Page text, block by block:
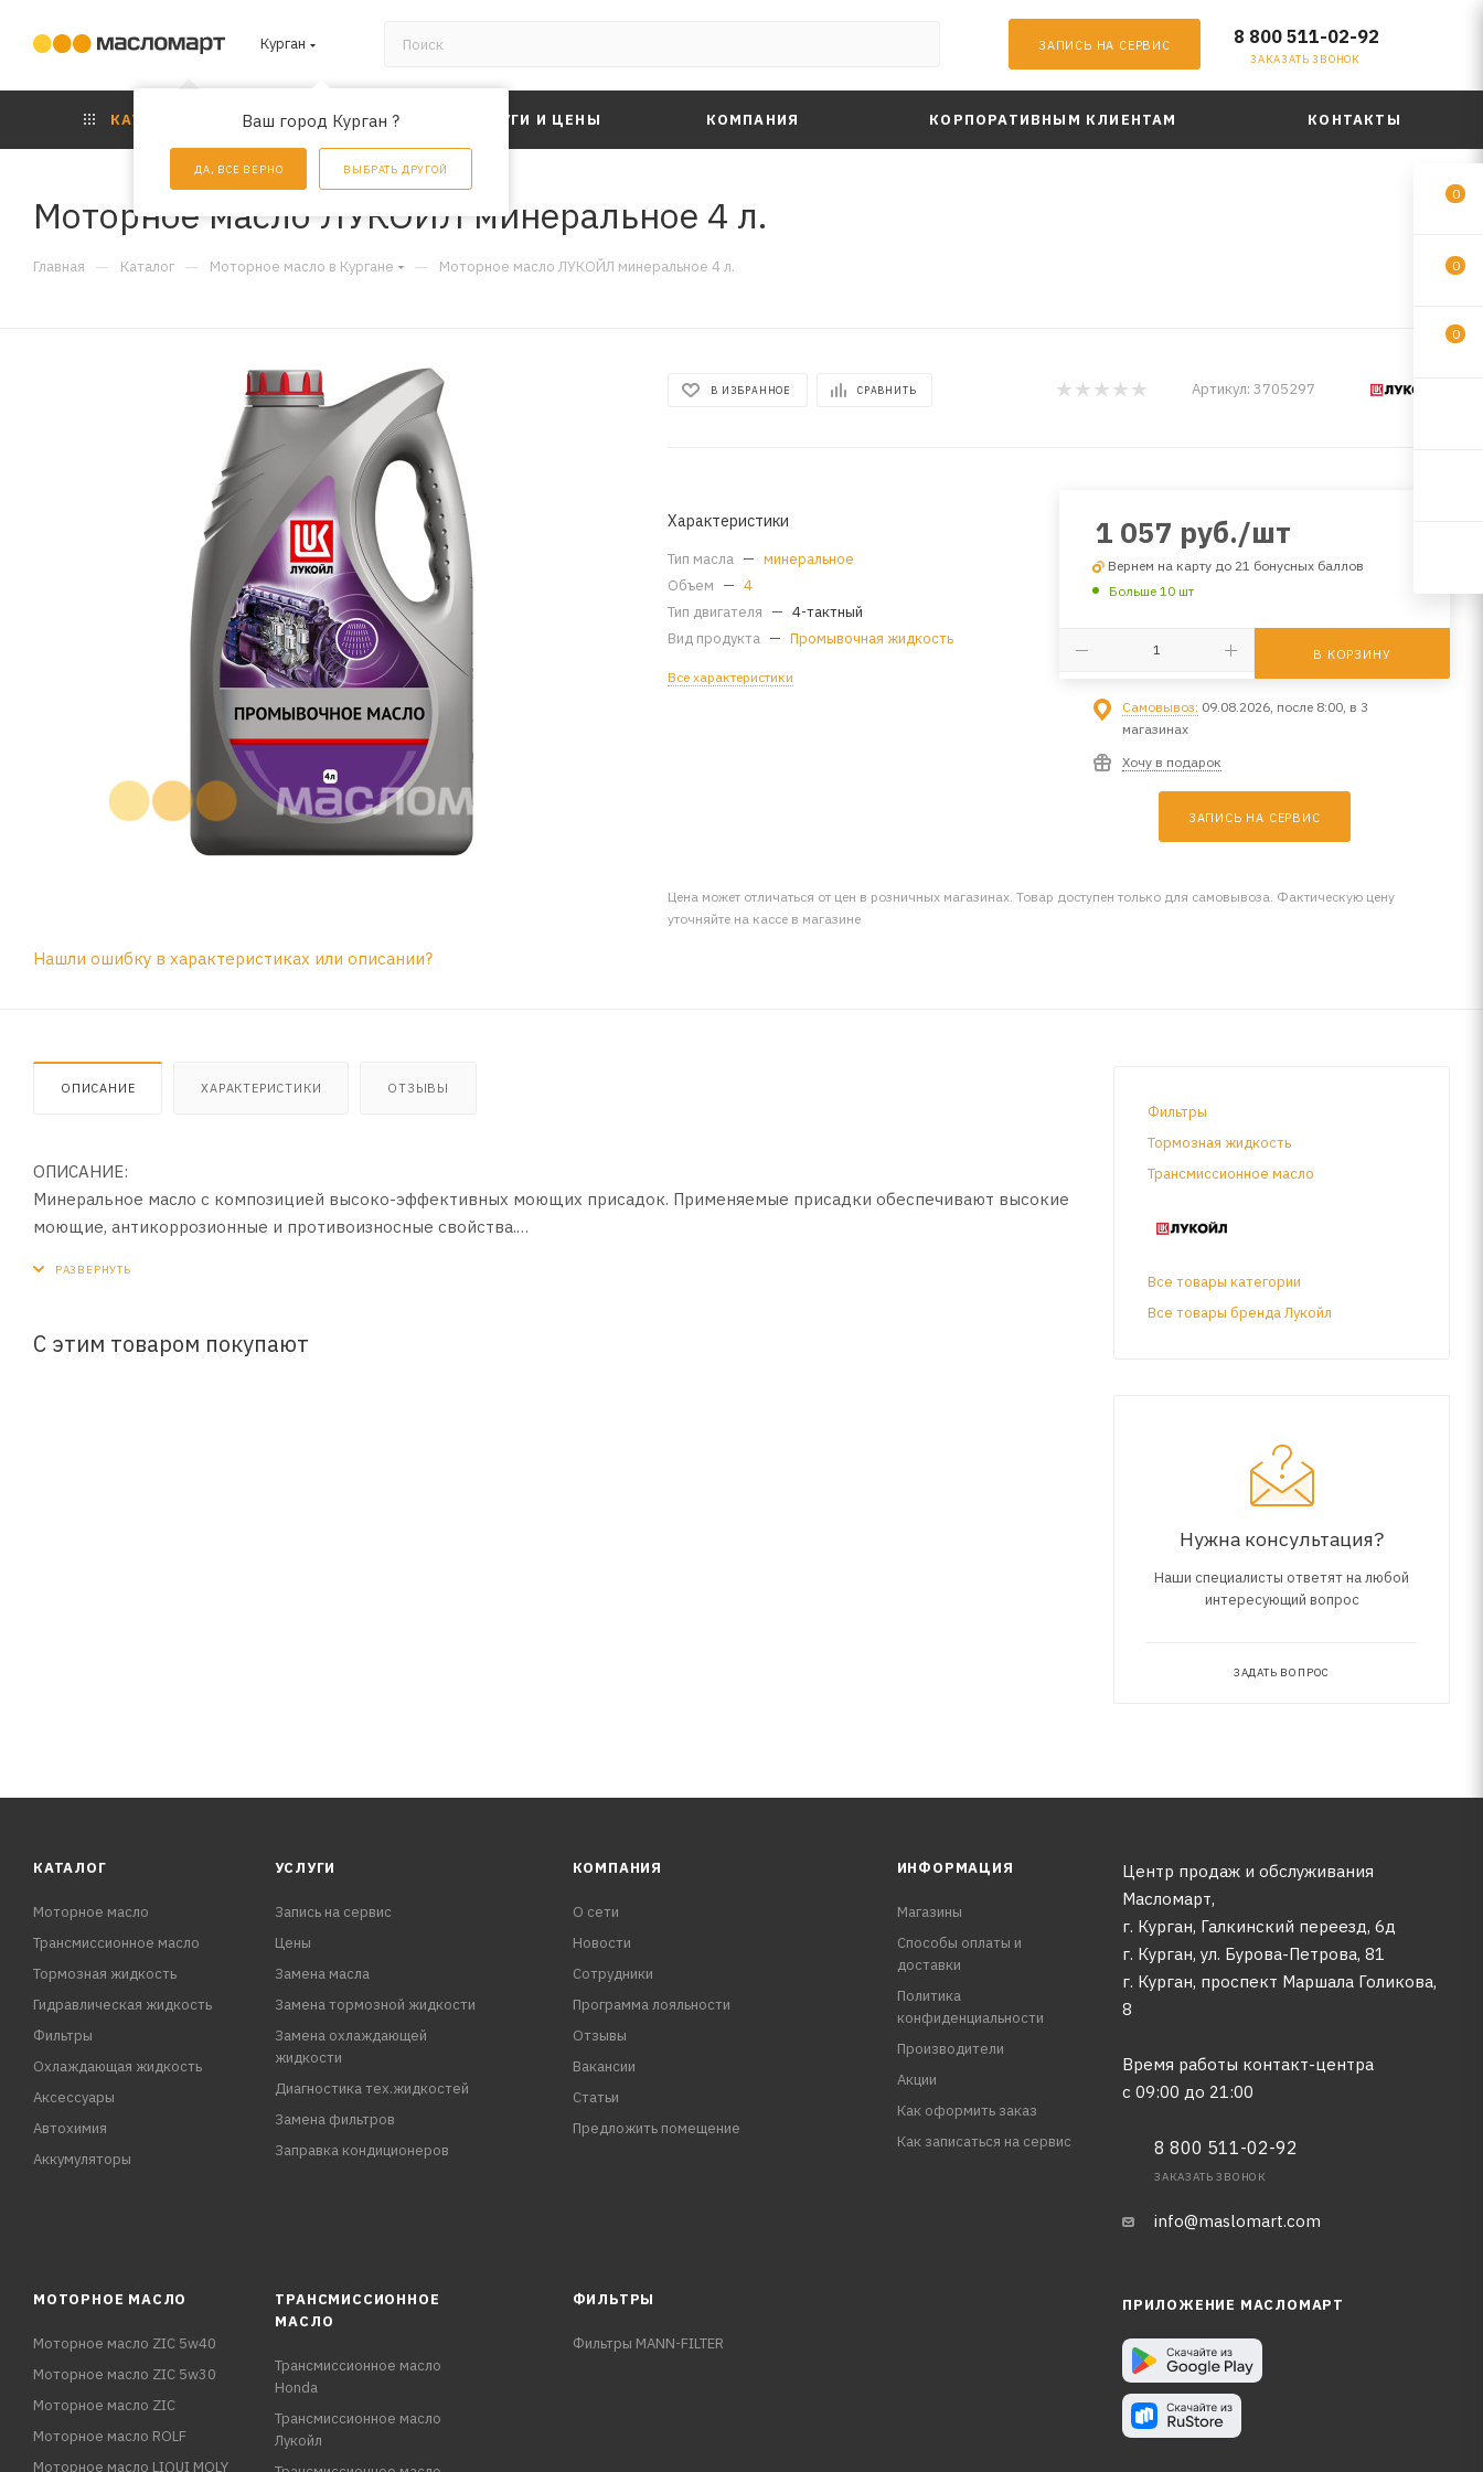
Курган
Ваш город Курган ?
ДА, ВСЕ ВЕРНО ВЫБРАТЬ ДРУГОЙ
ЗАПИСЬ НА СЕРВИС 8 800 511-02-92
ЗАКАЗАТЬ ЗВОНОК
КАТАЛОГ АКЦИИ УСЛУГИ И ЦЕНЫ КОМПАНИЯ КОРПОРАТИВНЫМ КЛИЕНТАМ КОНТАКТЫ
Моторное масло ЛУКОЙЛ минеральное 4 л.
Главная — Каталог — Моторное масло в Кургане — Моторное масло ЛУКОЙЛ минеральное 4 л.
В ИЗБРАННОЕ СРАВНИТЬ Артикул: 3705297
Характеристики
Тип масла — минеральное
Объем — 4
Тип двигателя — 4-тактный
Вид продукта — Промывочная жидкость
Все характеристики
1 057 руб./шт
Вернем на карту до 21 бонусных баллов
Больше 10 шт
В КОРЗИНУ
Самовывоз: 09.08.2026, после 8:00, в 3
магазинах
Хочу в подарок
ЗАПИСЬ НА СЕРВИС
Цена может отличаться от цен в розничных магазинах. Товар доступен только для самовывоза. Фактическую цену
уточняйте на кассе в магазине
Нашли ошибку в характеристиках или описании?
ОПИСАНИЕ ХАРАКТЕРИСТИКИ ОТЗЫВЫ
ОПИСАНИЕ:
Минеральное масло с композицией высоко-эффективных моющих присадок. Применяемые присадки обеспечивают высокие
моющие, антикоррозионные и противоизносные свойства.
Быстро и эффективно очищает систему смазки двигателя от отложений.
С этим товаром покупают
Фильтры
Тормозная жидкость
Трансмиссионное масло
Все товары категории
Все товары бренда Лукойл
Нужна консультация?
Наши специалисты ответят на любой
интересующий вопрос
ЗАДАТЬ ВОПРОС
КАТАЛОГ
Моторное масло
Трансмиссионное масло
Тормозная жидкость
Гидравлическая жидкость
Фильтры
Охлаждающая жидкость
Аксессуары
Автохимия
Аккумуляторы
УСЛУГИ
Запись на сервис
Цены
Замена масла
Замена тормозной жидкости
Замена охлаждающей
жидкости
Диагностика тех.жидкостей
Замена фильтров
Заправка кондиционеров
КОМПАНИЯ
О сети
Новости
Сотрудники
Программа лояльности
Отзывы
Вакансии
Статьи
Предложить помещение
ИНФОРМАЦИЯ
Магазины
Способы оплаты и
доставки
Политика
конфиденциальности
Производители
Акции
Как оформить заказ
Как записаться на сервис
Центр продаж и обслуживания
Масломарт,
г. Курган, Галкинский переезд, 6д
г. Курган, ул. Бурова-Петрова, 81
г. Курган, проспект Маршала Голикова,
8
Время работы контакт-центра
с 09:00 до 21:00
8 800 511-02-92
ЗАКАЗАТЬ ЗВОНОК
info@maslomart.com
МОТОРНОЕ МАСЛО
Моторное масло ZIC 5w40
Моторное масло ZIC 5w30
Моторное масло ZIC
Моторное масло ROLF
Моторное масло LIQUI MOLY
ТРАНСМИССИОННОЕ
МАСЛО
Трансмиссионное масло
Honda
Трансмиссионное масло
Лукойл
ФИЛЬТРЫ
Фильтры MANN-FILTER
ПРИЛОЖЕНИЕ МАСЛОМАРТ
0
0
0